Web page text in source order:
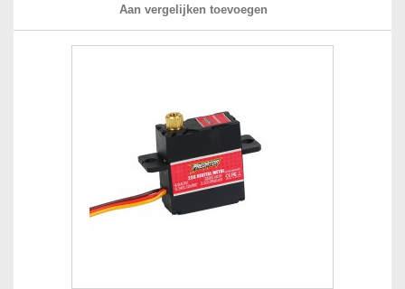
Aan vergelijken toevoegen